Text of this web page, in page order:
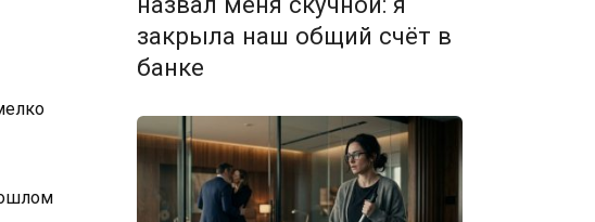
закрыла наш общий счёт в
банке